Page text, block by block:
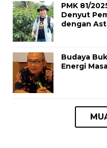
PMK 81/
Denyut
dengan
Budaya
Energi